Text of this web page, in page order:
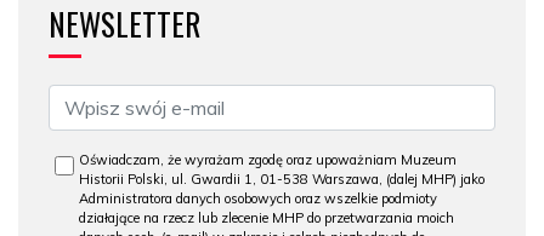
NEWSLETTER
Oświadczam, że wyrażam zgodę oraz upoważniam Muzeum
Historii Polski, ul. Gwardii 1, 01-538 Warszawa, (dalej MHP) jako
Administratora danych osobowych oraz wszelkie podmioty
działające na rzecz lub zlecenie MHP do przetwarzania moich